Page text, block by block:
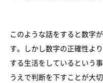
このような話をすると数字
す。しかし数字の正確性よ
する生活をしているという
うえで判断を下すことが大